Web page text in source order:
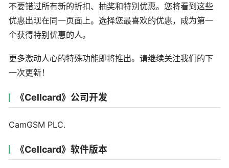
不要错过所有新的折扣、抽奖和特别优惠。您将看到这些
优惠出现在同一页面上。选择您最喜欢的优惠，成为第一
个获得特别优惠的人。
更多激动人心的特殊功能即将推出。请继续关注我们的下
一次更新！
《Cellcard》公司开发
CamGSM PLC.
《Cellcard》软件版本